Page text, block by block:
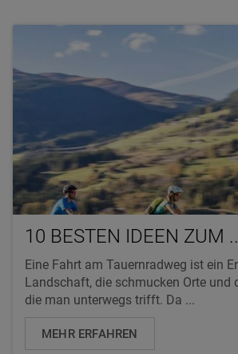
10 BESTEN IDEEN ZUM
Eine Fahrt am Tauernradweg ist ein
Landschaft, die schmucken Orte und
die man unterwegs trifft. Da ...
MEHR ERFAHREN